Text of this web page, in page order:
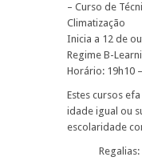
– Curso de
Climatização
Inicia a 12 de
Regime B-
Horário: 19h10
Estes cursos
idade igual ou
escolaridade